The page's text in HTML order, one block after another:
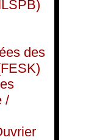
des
/